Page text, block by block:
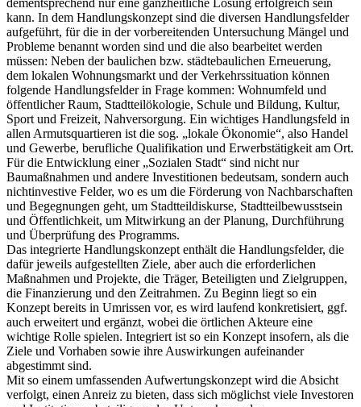
kann. In dem Handlungskonzept sind die diversen Handlungsfelder
aufgeführt, für die in der vorbereitenden Untersuchung Mängel und
Probleme benannt worden sind und die also bearbeitet werden
müssen: Neben der baulichen bzw. städtebaulichen Erneuerung,
dem lokalen Wohnungsmarkt und der Verkehrssituation können
folgende Handlungsfelder in Frage kommen: Wohnumfeld und
öffentlicher Raum, Stadtteilökologie, Schule und Bildung, Kultur,
Sport und Freizeit, Nahversorgung. Ein wichtiges Handlungsfeld in
allen Armutsquartieren ist die sog. „lokale Ökonomie“, also Handel
und Gewerbe, berufliche Qualifikation und Erwerbstätigkeit am Ort.
Für die Entwicklung einer „Sozialen Stadt“ sind nicht nur
Baumaßnahmen und andere Investitionen bedeutsam, sondern auch
nichtinvestive Felder, wo es um die Förderung von Nachbarschaften
und Begegnungen geht, um Stadtteildiskurse, Stadtteilbewusstsein
und Öffentlichkeit, um Mitwirkung an der Planung, Durchführung
und Überprüfung des Programms.
Das integrierte Handlungskonzept enthält die Handlungsfelder, die
dafür jeweils aufgestellten Ziele, aber auch die erforderlichen
Maßnahmen und Projekte, die Träger, Beteiligten und Zielgruppen,
die Finanzierung und den Zeitrahmen. Zu Beginn liegt so ein
Konzept bereits in Umrissen vor, es wird laufend konkretisiert, ggf.
auch erweitert und ergänzt, wobei die örtlichen Akteure eine
wichtige Rolle spielen. Integriert ist so ein Konzept insofern, als die
Ziele und Vorhaben sowie ihre Auswirkungen aufeinander
abgestimmt sind.
Mit so einem umfassenden Aufwertungskonzept wird die Absicht
verfolgt, einen Anreiz zu bieten, dass sich möglichst viele Investoren